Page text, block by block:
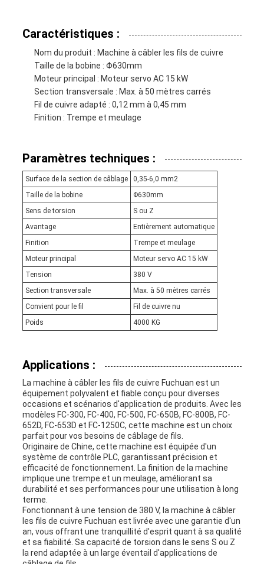
Caractéristiques :
Nom du produit : Machine à câbler les fils de cuivre
Taille de la bobine : Φ630mm
Moteur principal : Moteur servo AC 15 kW
Section transversale : Max. à 50 mètres carrés
Fil de cuivre adapté : 0,12 mm à 0,45 mm
Finition : Trempe et meulage
Paramètres techniques :
Surface de la section de câblage
0,35-6,0 mm2
Taille de la bobine
Φ630mm
Sens de torsion
S ou Z
Avantage
Entièrement automatique
Finition
Trempe et meulage
Moteur principal
Moteur servo AC 15 kW
Tension
380 V
Section transversale
Max. à 50 mètres carrés
Convient pour le fil
Fil de cuivre nu
Poids
4000 KG
Applications :
La machine à câbler les fils de cuivre Fuchuan est un
équipement polyvalent et fiable conçu pour diverses
occasions et scénarios d'application de produits. Avec les
modèles FC-300, FC-400, FC-500, FC-650B, FC-800B, FC-
652D, FC-653D et FC-1250C, cette machine est un choix
parfait pour vos besoins de câblage de fils.
Originaire de Chine, cette machine est équipée d'un
système de contrôle PLC, garantissant précision et
efficacité de fonctionnement. La finition de la machine
implique une trempe et un meulage, améliorant sa
durabilité et ses performances pour une utilisation à long
terme.
Fonctionnant à une tension de 380 V, la machine à câbler
les fils de cuivre Fuchuan est livrée avec une garantie d'un
an, vous offrant une tranquillité d'esprit quant à sa qualité
et sa fiabilité. Sa capacité de torsion dans le sens S ou Z
la rend adaptée à un large éventail d'applications de